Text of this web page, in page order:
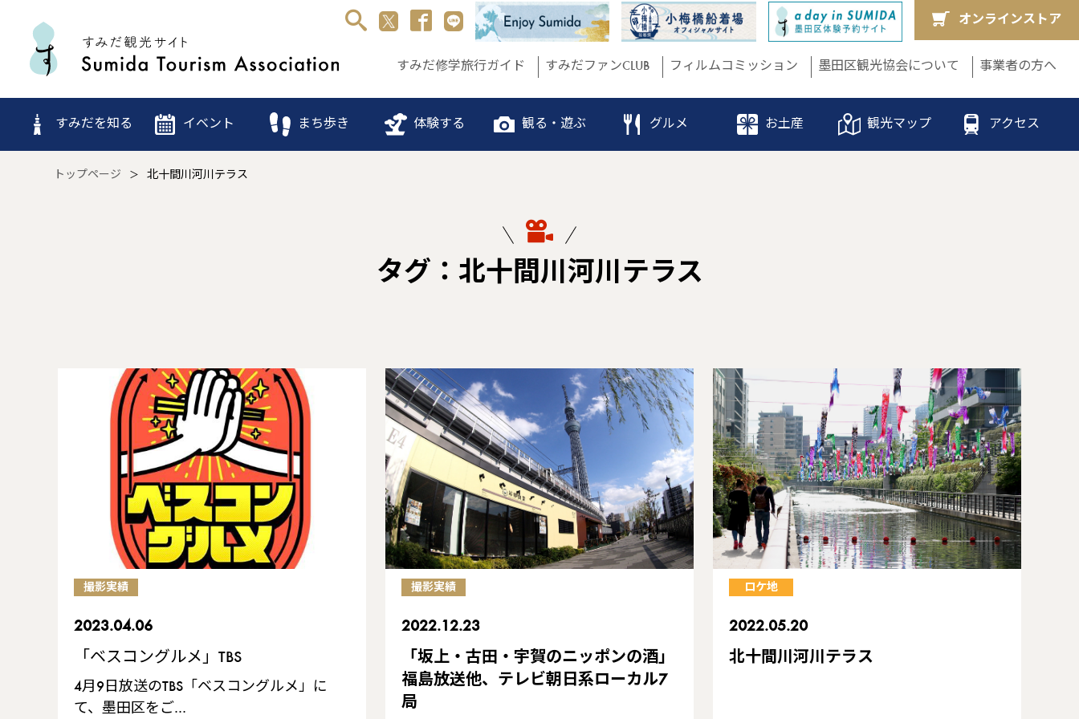
オンラインストア
すみだ修学旅行ガイド すみだファンCLUB フィルムコミッション 墨田区観光協会について 事業者の方へ
すみだを知る イベント まち歩き 体験する 観る・遊ぶ グルメ お土産 観光マップ アクセス
トップページ 北十間川河川テラス
タグ：北十間川河川テラス
撮影実績
2023.04.06
「ベスコングルメ」TBS
4月9日放送のTBS「ベスコングルメ」に
て、墨田区をご…
撮影実績
2022.12.23
「坂上・古田・宇賀のニッポンの酒」
福島放送他、テレビ朝日系ローカル7
局
ロケ地
2022.05.20
北十間川河川テラス